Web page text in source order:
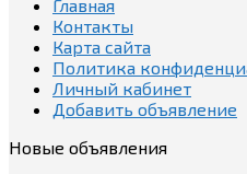
Главная
Контакты
Карта сайта
Политика
Личный кабинет
Добавить объявление
Новые объявления